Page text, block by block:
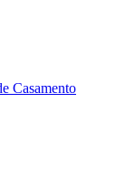
Casamento